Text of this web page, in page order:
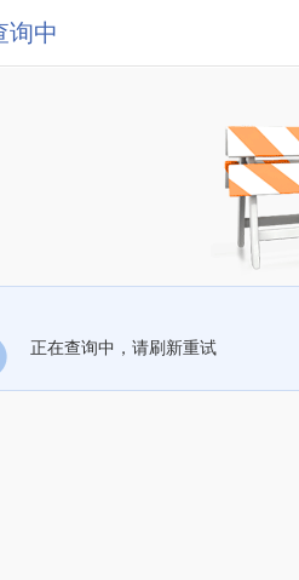
询中
正在查询中，请刷新重试